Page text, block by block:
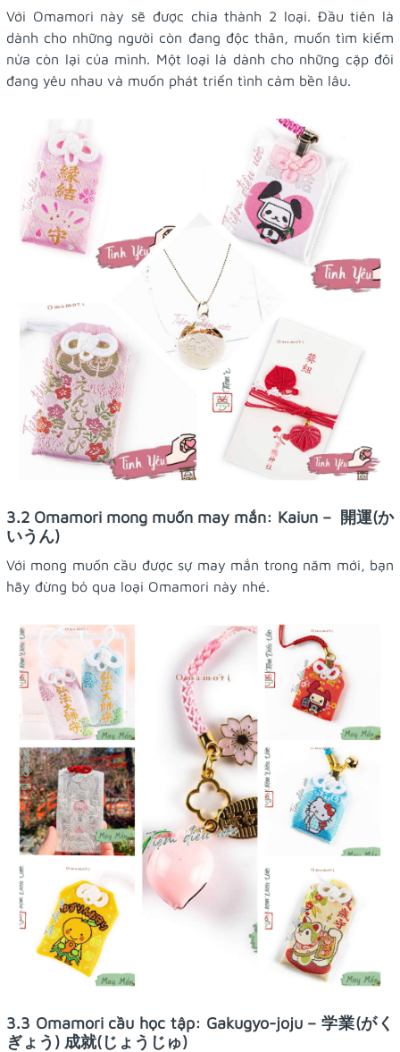
Với Omamori này sẽ được chia thành 2 loại. Đầu tiên là
dành cho những người còn đang độc thân, muốn tìm kiếm
nửa còn lại của mình. Một loại là dành cho những cặp đôi
đang yêu nhau và muốn phát triển tình cảm bền lâu.
3.2 Omamori mong muốn may mắn: Kaiun – 開運(か
いうん)
Với mong muốn cầu được sự may mắn trong năm mới, bạn
hãy đừng bỏ qua loại Omamori này nhé.
3.3 Omamori cầu học tập: Gakugyo-joju – 学業(がく
ぎょう) 成就(じょうじゅ)